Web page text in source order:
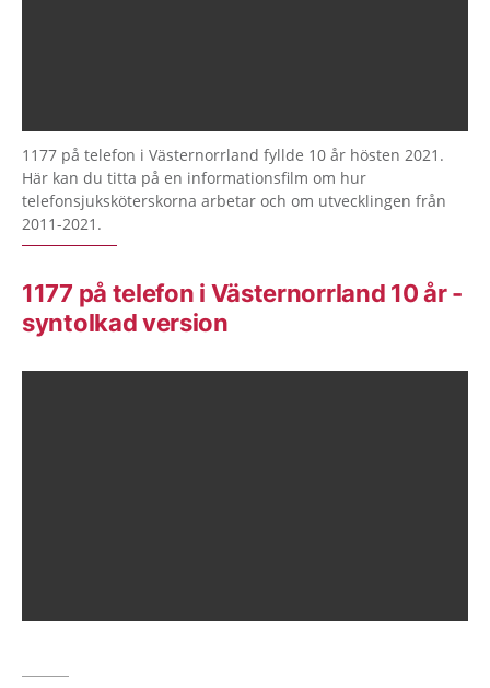
1177 på telefon i Västernorrland fyllde 10 år hösten 2021.
Här kan du titta på en informationsfilm om hur
telefonsjuksköterskorna arbetar och om utvecklingen från
2011-2021.
1177 på telefon i Västernorrland 10 år -
syntolkad version